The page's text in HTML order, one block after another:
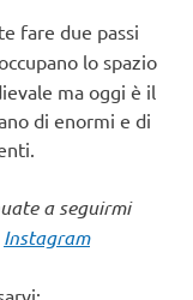
fare due passi
lo spazio
ma oggi è il
di enormi e di
a seguirmi
Instagram